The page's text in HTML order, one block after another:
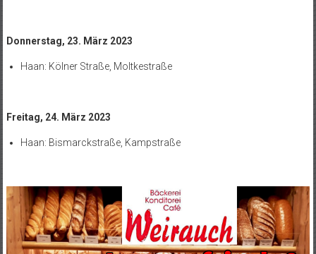
Donnerstag, 23. März 2023
Haan: Kölner Straße, Moltkestraße
Freitag, 24. März 2023
Haan: Bismarckstraße, Kampstraße